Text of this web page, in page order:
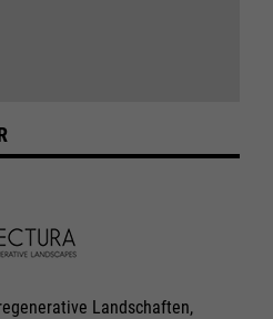
Landschaften,